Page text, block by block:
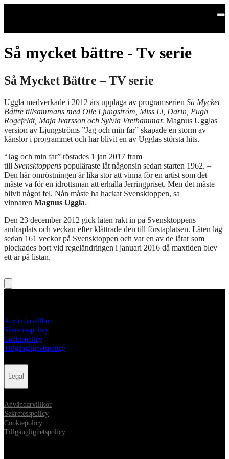
Så mycket bättre - Tv serie
Så Mycket Bättre – TV serie
Uggla medverkade i 2012 års upplaga av programserien Så Mycket
Bättre tillsammans med Olle Ljungström, Miss Li, Darin, Pugh
Rogefeldt, Maja Ivarsson och Sylvia Vrethammar. Magnus Ugglas
version av Ljungströms ”Jag och min far” skapade en storm av
känslor i programmet och har blivit en av Ugglas största hits.
“Jag och min far” röstades 1 jan 2017 fram
till Svensktoppens populäraste låt någonsin sedan starten 1962. –
Den här omröstningen är lika stor att vinna för en artist som det
måste va för en idrottsman att erhålla Jerringpriset. Men det måste
blivit något fel. Nån måste ha hackat Svensktoppen, sa
vinnaren Magnus Uggla.
Den 23 december 2012 gick låten rakt in på Svensktoppens
andraplats och veckan efter klättrade den till förstaplatsen. Låten låg
sedan 161 veckor på Svensktoppen och var en av de låtar som
plockades bort vid regeländringen i januari 2016 då maxtiden blev
ett år på listan.
Användarvillkor
Sekretesspolicy
Cookiepolicy
Tillgänglighetspolicy
Legal
Användarvillkor
Sekretesspolicy
Cookiepolicy
Tillgänglighetspolicy